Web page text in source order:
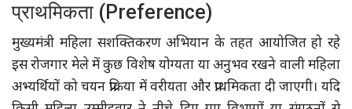
प्राथमिकता (Preference)
मुख्यमंत्री महिला सशक्तिकरण अभियान के तहत आयोजित हो रहे
इस रोजगार मेले में कुछ विशेष योग्यता या अनुभव रखने वाली महिला
अभ्यर्थियों को चयन प्रक्रिया में वरीयता और प्राथमिकता दी जाएगी। यदि